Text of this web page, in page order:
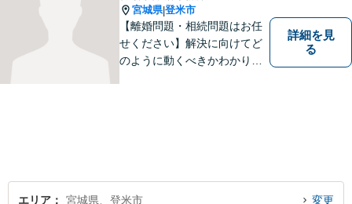
宮城県|登米市
【離婚問題・相続問題はお任
せください】解決に向けてど
のように動くべきかわかりや
詳細を見
る
エリア 宮城県、登米市 変更